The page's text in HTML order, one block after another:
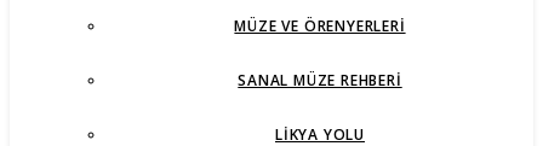
MÜZE VE ÖRENYERLERI
SANAL MÜZE REHBERI
LIKYA YOLU